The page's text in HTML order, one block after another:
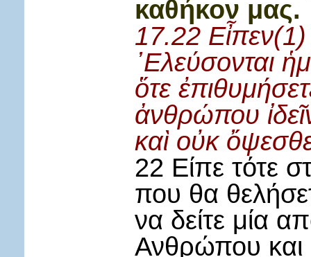
καθήκον μας.
17.22
᾽Ελεύσονται
ὅτε
ἀνθρώπου
καὶ οὐκ
22 Είπε τότε
που θα
να δείτε μία
Ανθρώπου και